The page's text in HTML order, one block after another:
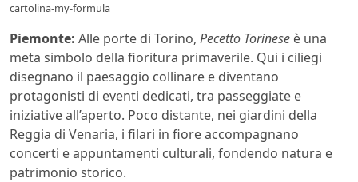
cartolina-my-formula
Piemonte: Alle porte di Torino, Pecetto Torinese è una
meta simbolo della fioritura primaverile. Qui i ciliegi
disegnano il paesaggio collinare e diventano
protagonisti di eventi dedicati, tra passeggiate e
iniziative all’aperto. Poco distante, nei giardini della
Reggia di Venaria, i filari in fiore accompagnano
concerti e appuntamenti culturali, fondendo natura e
patrimonio storico.